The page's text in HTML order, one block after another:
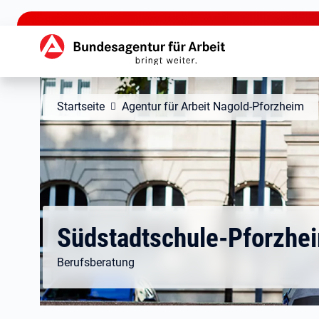
zu den Hauptinhalten springen
Hauptnavigation
Startseite Agentur für Arbeit Nagold-Pforzheim
Südstadtschule-
Berufsberatung